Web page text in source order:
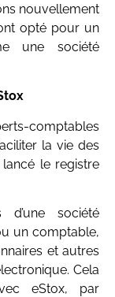
nouvellement
opté pour un
une société
comptables
la vie des
le registre
d’une société
un comptable,
et autres
Cela
eStox, par